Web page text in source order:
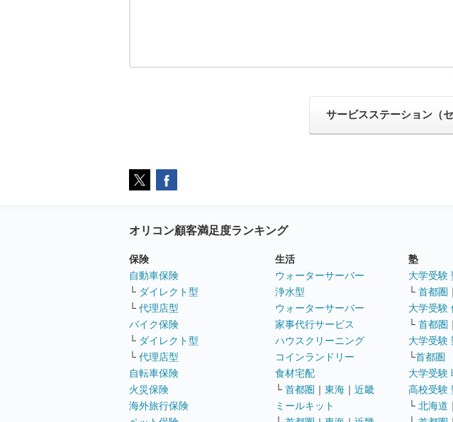
サービスステーション（
オリコン顧客満足度ランキング
保険
自動車保険
└ ダイレクト型
└ 代理店型
バイク保険
└ ダイレクト型
└ 代理店型
自転車保険
火災保険
海外旅行保険
生活
ウォーターサーバー
浄水型
ウォーターサーバー
家事代行サービス
ハウスクリーニング
コインランドリー
食材宅配
└ 首都圏 ｜ 東海 ｜ 近畿
ミールキット
塾
大学受験
└ 首都圏 ｜
大学受験
└ 首都圏 ｜
大学受験
└首都圏
大学受験
高校受験
└ 北海道 ｜